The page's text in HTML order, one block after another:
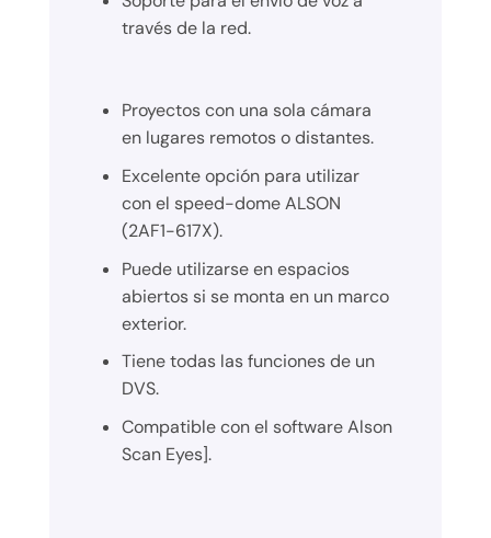
través de la red.
Proyectos con una sola cámara
en lugares remotos o distantes.
Excelente opción para utilizar
con el speed-dome ALSON
(2AF1-617X).
Puede utilizarse en espacios
abiertos si se monta en un marco
exterior.
Tiene todas las funciones de un
DVS.
Compatible con el software Alson
Scan Eyes].